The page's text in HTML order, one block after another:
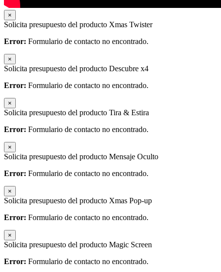
×
Solicita presupuesto del producto Xmas Twister
Error: Formulario de contacto no encontrado.
×
Solicita presupuesto del producto Descubre x4
Error: Formulario de contacto no encontrado.
×
Solicita presupuesto del producto Tira & Estira
Error: Formulario de contacto no encontrado.
×
Solicita presupuesto del producto Mensaje Oculto
Error: Formulario de contacto no encontrado.
×
Solicita presupuesto del producto Xmas Pop-up
Error: Formulario de contacto no encontrado.
×
Solicita presupuesto del producto Magic Screen
Error: Formulario de contacto no encontrado.